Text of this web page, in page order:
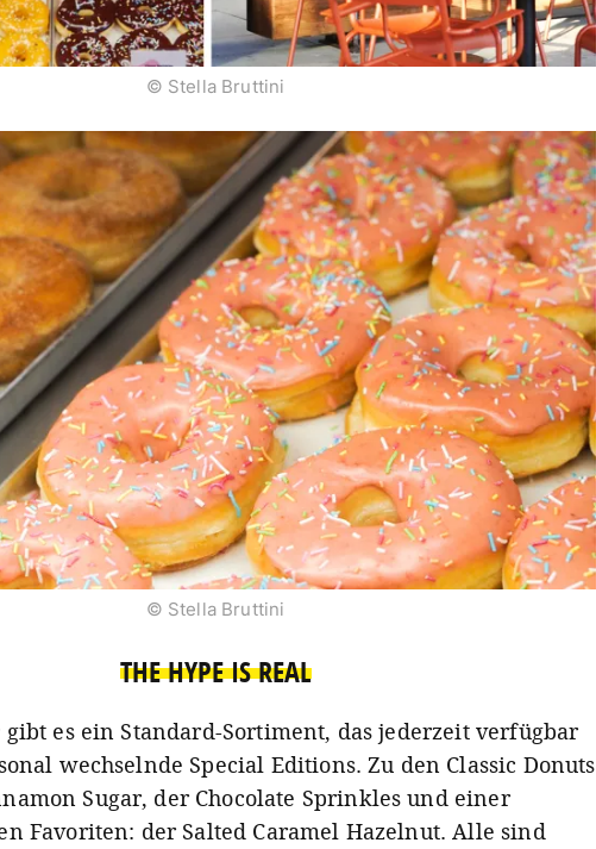
© Stella Bruttini
© Stella Bruttini
THE HYPE IS REAL
gibt es ein Standard-Sortiment, das jederzeit verfügbar
wechselnde Special Editions. Zu den Classic Donuts
Sugar, der Chocolate Sprinkles und einer
Favoriten: der Salted Caramel Hazelnut. Alle sind